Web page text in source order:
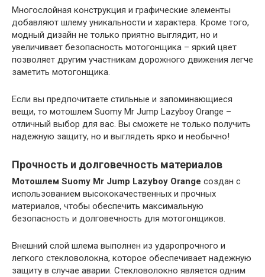
Многослойная конструкция и графические элементы
добавляют шлему уникальности и характера. Кроме того,
модный дизайн не только приятно выглядит, но и
увеличивает безопасность мотогонщика – яркий цвет
позволяет другим участникам дорожного движения легче
заметить мотогонщика.
Если вы предпочитаете стильные и запоминающиеся
вещи, то мотошлем Suomy Mr Jump Lazyboy Orange –
отличный выбор для вас. Вы сможете не только получить
надежную защиту, но и выглядеть ярко и необычно!
Прочность и долговечность материалов
Мотошлем Suomy Mr Jump Lazyboy Orange создан с
использованием высококачественных и прочных
материалов, чтобы обеспечить максимальную
безопасность и долговечность для мотогонщиков.
Внешний слой шлема выполнен из ударопрочного и
легкого стекловолокна, которое обеспечивает надежную
защиту в случае аварии. Стекловолокно является одним